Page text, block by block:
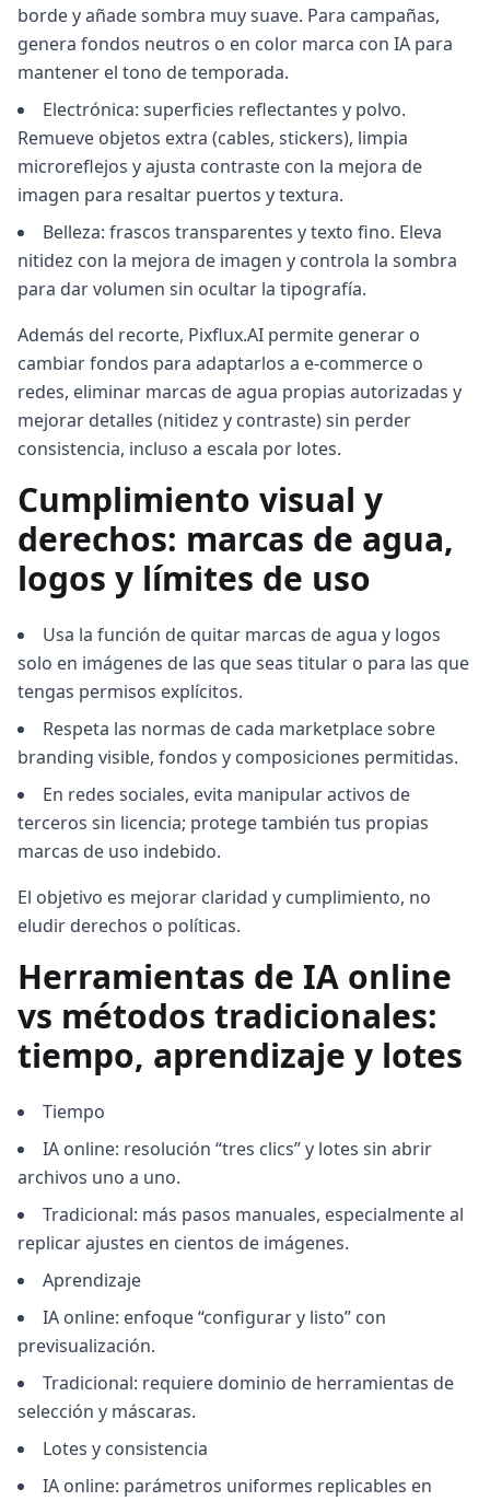
borde y añade sombra muy suave. Para campañas,
genera fondos neutros o en color marca con IA para
mantener el tono de temporada.
Electrónica: superficies reflectantes y polvo.
Remueve objetos extra (cables, stickers), limpia
microreflejos y ajusta contraste con la mejora de
imagen para resaltar puertos y textura.
Belleza: frascos transparentes y texto fino. Eleva
nitidez con la mejora de imagen y controla la sombra
para dar volumen sin ocultar la tipografía.
Además del recorte, Pixflux.AI permite generar o
cambiar fondos para adaptarlos a e‑commerce o
redes, eliminar marcas de agua propias autorizadas y
mejorar detalles (nitidez y contraste) sin perder
consistencia, incluso a escala por lotes.
Cumplimiento visual y
derechos: marcas de agua,
logos y límites de uso
Usa la función de quitar marcas de agua y logos
solo en imágenes de las que seas titular o para las que
tengas permisos explícitos.
Respeta las normas de cada marketplace sobre
branding visible, fondos y composiciones permitidas.
En redes sociales, evita manipular activos de
terceros sin licencia; protege también tus propias
marcas de uso indebido.
El objetivo es mejorar claridad y cumplimiento, no
eludir derechos o políticas.
Herramientas de IA online
vs métodos tradicionales:
tiempo, aprendizaje y lotes
Tiempo
IA online: resolución “tres clics” y lotes sin abrir
archivos uno a uno.
Tradicional: más pasos manuales, especialmente al
replicar ajustes en cientos de imágenes.
Aprendizaje
IA online: enfoque “configurar y listo” con
previsualización.
Tradicional: requiere dominio de herramientas de
selección y máscaras.
Lotes y consistencia
IA online: parámetros uniformes replicables en